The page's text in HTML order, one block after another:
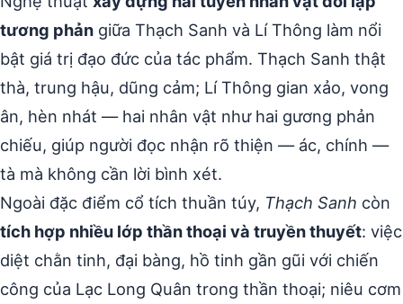
tương phản giữa Thạch Sanh và Lí Thông làm nổi
bật giá trị đạo đức của tác phẩm. Thạch Sanh thật
thà, trung hậu, dũng cảm; Lí Thông gian xảo, vong
ân, hèn nhát — hai nhân vật như hai gương phản
chiếu, giúp người đọc nhận rõ thiện — ác, chính —
tà mà không cần lời bình xét.
Ngoài đặc điểm cổ tích thuần túy, Thạch Sanh còn
tích hợp nhiều lớp thần thoại và truyền thuyết: việc
diệt chằn tinh, đại bàng, hồ tinh gần gũi với chiến
công của Lạc Long Quân trong thần thoại; niêu cơm